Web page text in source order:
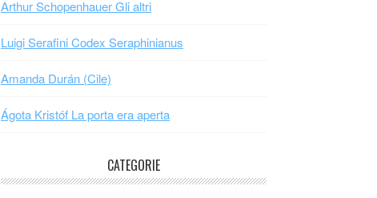
Arthur Schopenhauer Gli altri
Luigi Serafini Codex Seraphinianus
Amanda Durán (Cile)
Ágota Kristóf La porta era aperta
CATEGORIE